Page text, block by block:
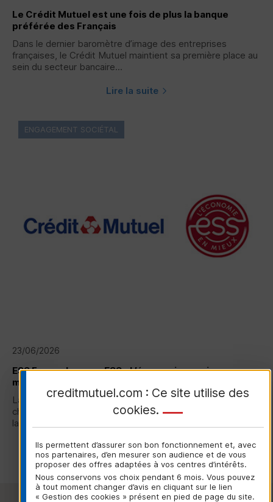
Le Crédit Mutuel est une fois de plus la banque
préférée des Français
Dans le dernier baromètre d’image des entreprises
françaises, le Crédit Mutuel maintient sa première place au
sein du secteur bancaire...
Lire la suite
23/06/2026
ESSFrance lance : « ESS - L’économie en mieux », une
marque unique soutenue par le Crédit Mutuel
La nouvelle marque commune portée parESSFrance, la
chambre représentative de l'Économie Sociale et Solidaire,
lancée ce 23 juin 2026...
Lire la suite
ENGAGEMENT SOCIÉTAL
creditmutuel.com : Ce site utilise des
cookies.
Ils permettent d’assurer son bon fonctionnement et, avec
nos partenaires, d’en mesurer son audience et de vous
proposer des offres adaptées à vos centres d’intérêts.
Nous conservons vos choix pendant 6 mois. Vous pouvez
à tout moment changer d’avis en cliquant sur le lien
« Gestion des cookies » présent en pied de page du site.